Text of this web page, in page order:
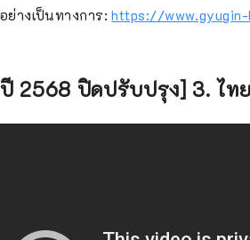
ย่างเป็นทางการ:https://
2568 ปิดปรับปรุง] 3. ไทย